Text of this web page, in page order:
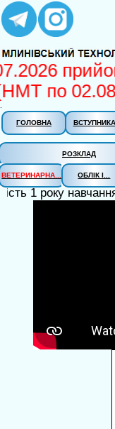
по
ГОЛОВНА
РОЗКЛАД
ВЕТЕРИНАРНА... ОБЛІК І...
1 року